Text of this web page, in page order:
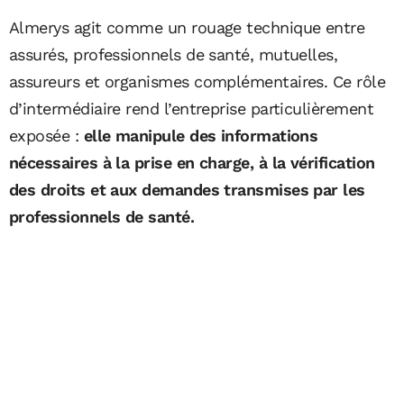
Almerys agit comme un rouage technique entre
assurés, professionnels de santé, mutuelles,
assureurs et organismes complémentaires. Ce rôle
d’intermédiaire rend l’entreprise particulièrement
exposée : elle manipule des informations
nécessaires à la prise en charge, à la vérification
des droits et aux demandes transmises par les
professionnels de santé.